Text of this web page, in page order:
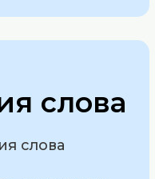
слова
слова